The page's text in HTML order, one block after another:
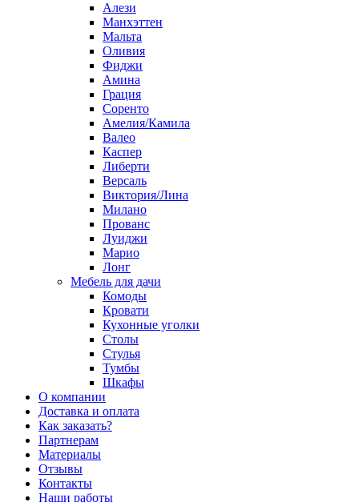
Алези
Манхэттен
Мальта
Оливия
Фиджи
Амина
Грация
Соренто
Амелия/Камила
Валео
Каспер
Либерти
Версаль
Виктория/Лина
Милано
Прованс
Луиджи
Марио
Лонг
Мебель для дачи
Комоды
Кровати
Кухонные уголки
Столы
Стулья
Тумбы
Шкафы
О компании
Доставка и оплата
Как заказать?
Партнерам
Материалы
Отзывы
Контакты
Наши работы